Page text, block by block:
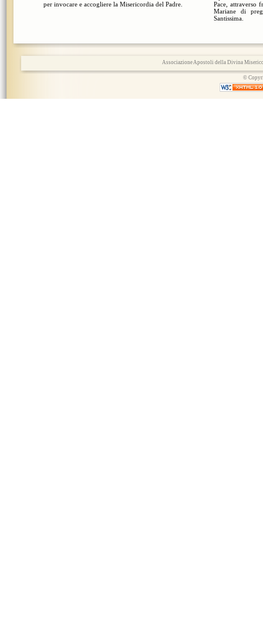
per invocare e accogliere la Misericordia del Padre.
Pace, attraverso
Mariane di
Santissima.
Associazione Apostoli della Divina
©